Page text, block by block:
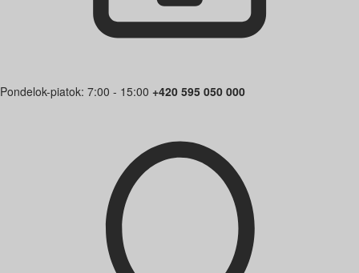
Pondelok-piatok: 7:00 - 15:00 +420 595 050 000